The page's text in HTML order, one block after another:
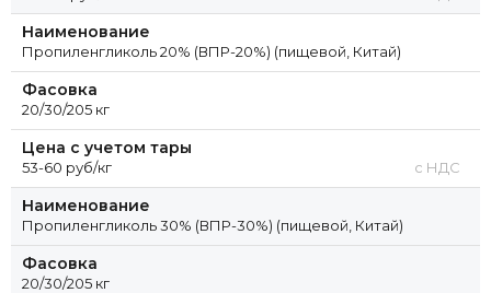
Наименование
Пропиленгликоль 20% (ВПР-20%) (пищевой, Китай)
Фасовка
20/30/205 кг
Цена с учетом тары
53-60 руб/кг с НДС
Наименование
Пропиленгликоль 30% (ВПР-30%) (пищевой, Китай)
Фасовка
20/30/205 кг